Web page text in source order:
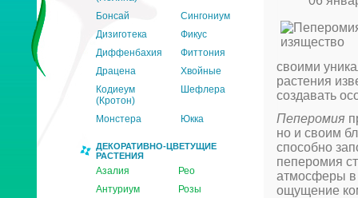
Бонсай
Сингониум
Дизиготека
Фикус
Диффенбахия
Фиттония
Драцена
Хвойные
Кодиеум
(Кротон)
Шефлера
Монстера Юкка
ДЕКОРАТИВНО-ЦВЕТУЩИЕ
РАСТЕНИЯ
Азалия
Рео
Антуриум
Розы
своими
растения
создавать
Пеперомия
но и своим
способно
пеперомия
атмосферы в
ощущение